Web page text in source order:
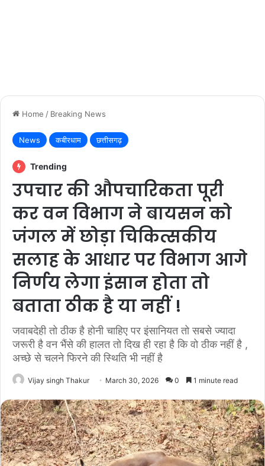
Home / Breaking News
News कबीरधाम छत्तीसगढ़
Trending
उपचार की औपचारिकता पूरी
कर वन विभाग ने बायसन को
जंगल में छोड़ा चिकित्सकीय
सलाह के आधार पर विभाग आगे
निर्णय लेगा इंसान होता तो
बताता ठीक है या नहीं !
जवाबदेही तो ठीक है होनी चाहिए पर इंसानियत तो सबसे ज्यादा
जरूरी है वन भैंसे की हालत तो दिख ही रहा है कि वो ठीक नहीं है ,
अच्छे से चलने फिरने की स्थिति भी नहीं है
Vijay singh Thakur March 30, 2026 0 1 minute read